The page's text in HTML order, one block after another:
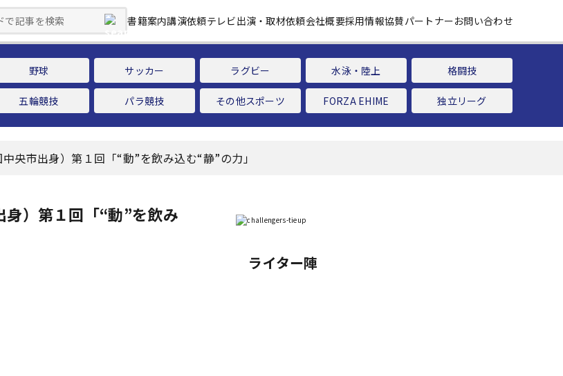
書籍案内講演依頼テレビ出演・取材依頼会社概要採用情報協賛パートナーお問い合わせ
野球 サッカー ラグビー 水泳・陸上 格闘技
五輪競技 パラ競技 その他スポーツ FORZA EHIME 独立リーグ
央市出身）第１回「“動”を飲み込む“静”の力」
）第１回「“動”を飲み
ライター陣